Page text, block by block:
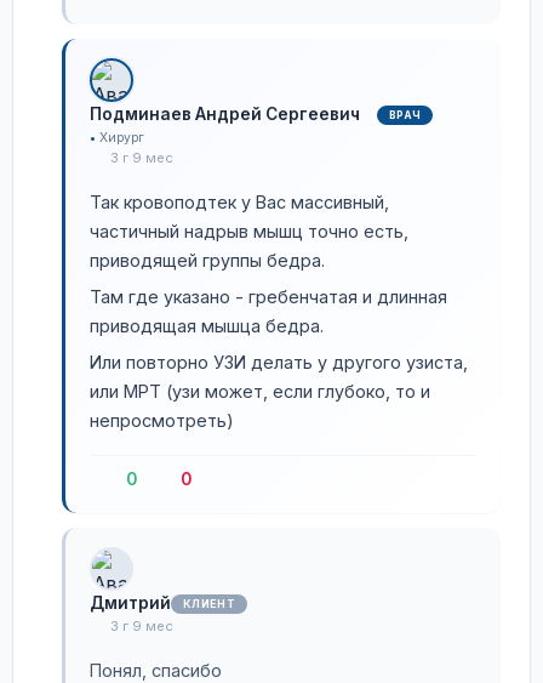
Подминаев Андрей Сергеевич ВРАЧ
Хирург
3 г 9 мес
Так кровоподтек у Вас массивный,
частичный надрыв мышц точно есть,
приводящей группы бедра.
Там где указано - гребенчатая и длинная
приводящая мышца бедра.
Или повторно УЗИ делать у другого узиста,
или МРТ (узи может, если глубоко, то и
непросмотреть)
0 0
Дмитрий КЛИЕНТ
3 г 9 мес
Понял, спасибо